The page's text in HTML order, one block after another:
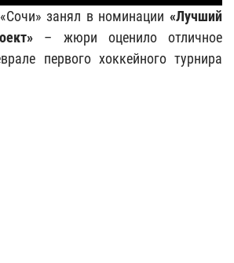
занял в номинации «Лучший
– жюри оценило отличное
первого хоккейного турнира